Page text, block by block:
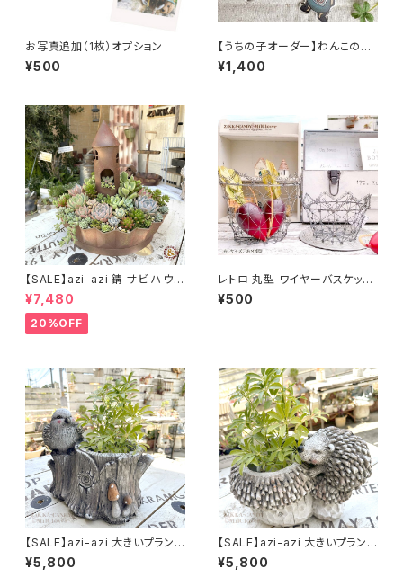
お写真追加（1枚）オプション
¥500
【うちの子オーダー】わんこのキ
ーホルダー DOG ロンパースわ
んこ ダックスフント / バッグチャ
¥1,400
【SALE】azi-azi 錆 サビ ハウス
プランター ラウンド 訳あり 特価
送料無料
¥7,480
20%OFF
レトロ 丸型 ワイヤーバスケット
M
¥500
【SALE】azi-azi 大きいプランタ
ー とりと切り株プランター 送料
無料
¥5,800
【SALE】azi-azi 大きいプランタ
ー ハリネズミとキノコのプラン
ター 送料無料
¥5,800